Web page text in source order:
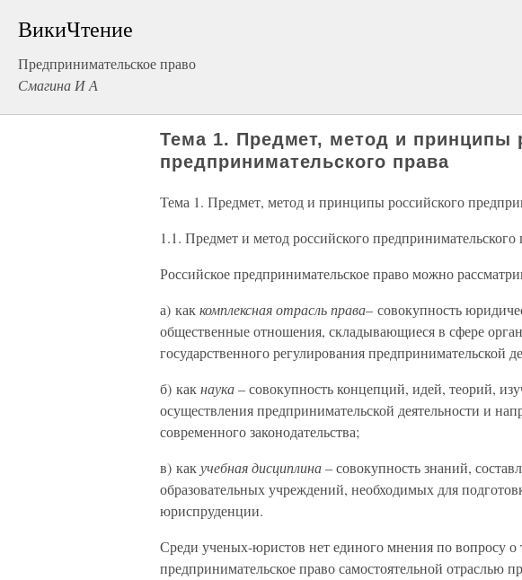
ВикиЧтение
Предпринимательское право
Смагина И А
Тема 1. Предмет, метод и принципы
предпринимательского права
Тема 1. Предмет, метод и принципы российского
1.1. Предмет и метод российского предпринимательского
Российское предпринимательское право можно
а) каккомплексная отрасль права– совокупность
общественные отношения, складывающиеся в сфере
государственного регулирования предпринимательской
б) какнаука– совокупность концепций, идей, теорий,
осуществления предпринимательской деятельности и
современного законодательства;
в) какучебная дисциплина– совокупность знаний,
образовательных учреждений, необходимых для
юриспруденции.
Среди ученых-юристов нет единого мнения по вопросу о
предпринимательское право самостоятельной отраслью